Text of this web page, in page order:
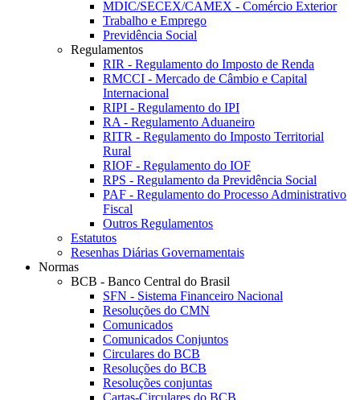
MDIC/SECEX/CAMEX - Comércio Exterior
Trabalho e Emprego
Previdência Social
Regulamentos
RIR - Regulamento do Imposto de Renda
RMCCI - Mercado de Câmbio e Capital
Internacional
RIPI - Regulamento do IPI
RA - Regulamento Aduaneiro
RITR - Regulamento do Imposto Territorial
Rural
RIOF - Regulamento do IOF
RPS - Regulamento da Previdência Social
PAF - Regulamento do Processo Administrativo
Fiscal
Outros Regulamentos
Estatutos
Resenhas Diárias Governamentais
Normas
BCB - Banco Central do Brasil
SFN - Sistema Financeiro Nacional
Resoluções do CMN
Comunicados
Comunicados Conjuntos
Circulares do BCB
Resoluções do BCB
Resoluções conjuntas